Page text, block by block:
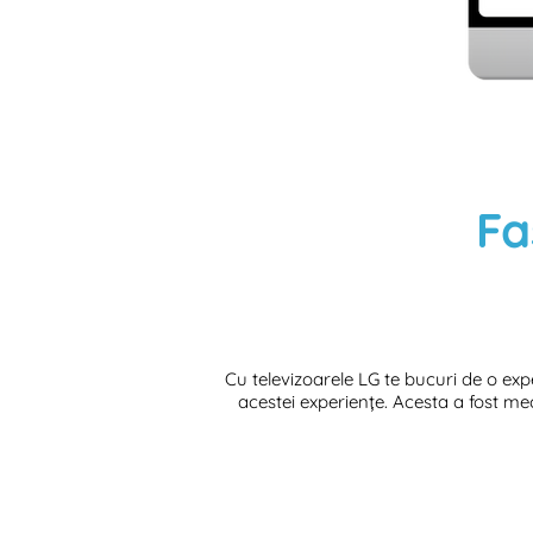
Cu televizoarele LG te bucuri de o
acestei experiențe. Acesta a fost